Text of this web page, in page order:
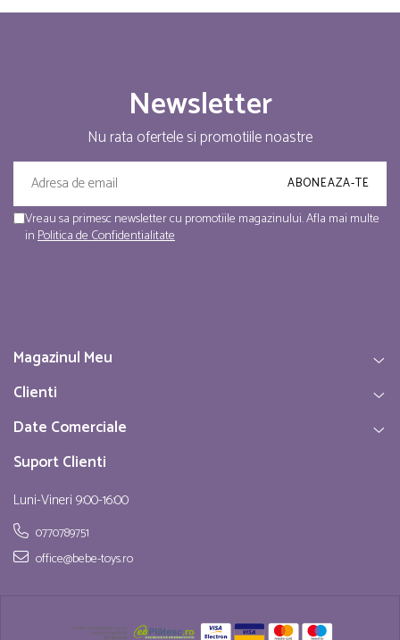
Newsletter
Nu rata ofertele si promotiile noastre
Vreau sa primesc newsletter cu promotiile magazinului. Afla mai multe
inPolitica de Confidentialitate
Magazinul Meu
Clienti
Date Comerciale
Suport Clienti
Luni-Vineri 9:00-16:00
0770789751
office@bebe-toys.ro